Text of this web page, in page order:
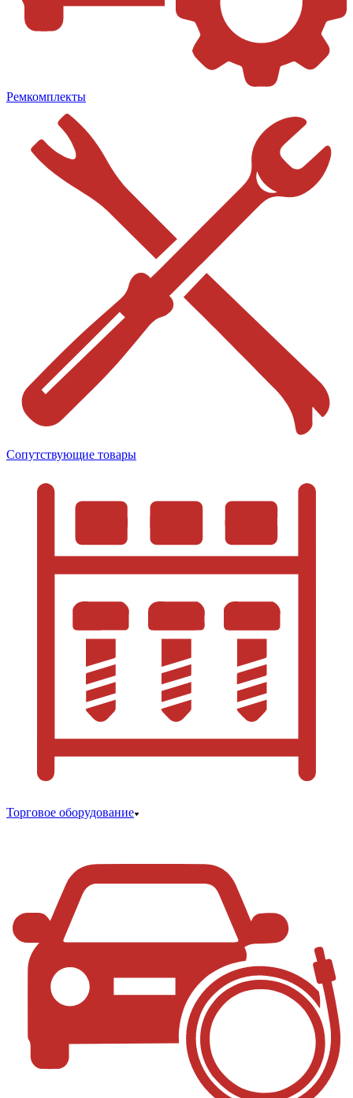
Ремкомплекты
Сопутствующие товары
Торговое оборудование